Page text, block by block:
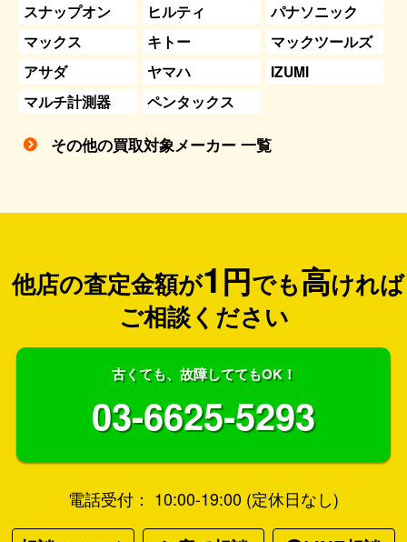
スナップオン
ヒルティ
パナソニック
マックス
キトー
マックツールズ
アサダ
ヤマハ
IZUMI
マルチ計測器
ペンタックス
その他の買取対象メーカー 一覧
他店の査定金額が1円でも高ければ
ご相談ください
古くても、故障しててもOK！
03-6625-5293
電話受付： 10:00-19:00 (定休日なし)